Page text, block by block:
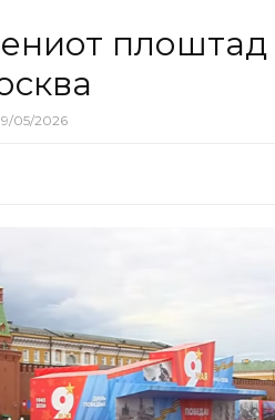
плоштад
05/2026